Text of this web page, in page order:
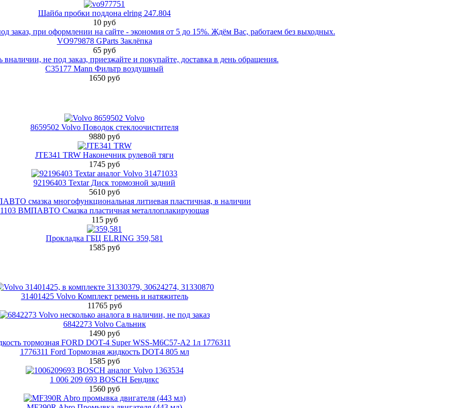
Шайба пробки поддона elring 247.804
10 руб
VO979878 GParts Заклёпка
65 руб
C35177 Mann Фильтр воздушный
1650 руб
8659502 Volvo Поводок стеклоочистителя
9880 руб
JTE341 TRW Наконечник рулевой тяги
1745 руб
92196403 Textar Диск тормозной задний
5610 руб
1103 ВМПАВТО Смазка пластичная металлоплакирующая
115 руб
Прокладка ГБЦ ELRING 359,581
1585 руб
31401425 Volvo Комплект ремень и натяжитель
11765 руб
6842273 Volvo Сальник
1490 руб
1776311 Ford Тормозная жидкость DOT4 805 мл
1585 руб
1 006 209 693 BOSCH Бендикс
1560 руб